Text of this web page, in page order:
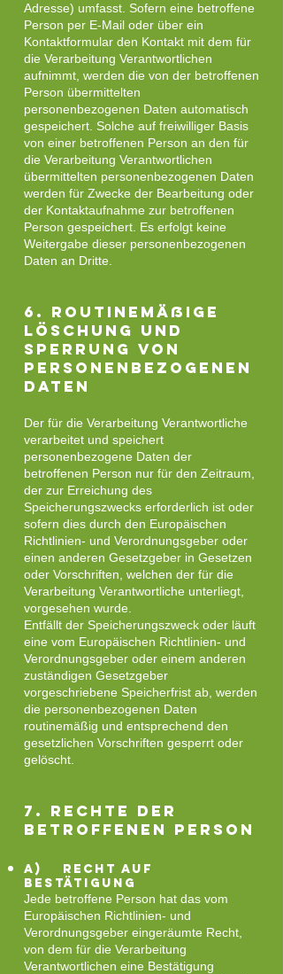
Adresse) umfasst. Sofern eine betroffene
Person per E-Mail oder über ein
Kontaktformular den Kontakt mit dem für
die Verarbeitung Verantwortlichen
aufnimmt, werden die von der betroffenen
Person übermittelten
personenbezogenen Daten automatisch
gespeichert. Solche auf freiwilliger Basis
von einer betroffenen Person an den für
die Verarbeitung Verantwortlichen
übermittelten personenbezogenen Daten
werden für Zwecke der Bearbeitung oder
der Kontaktaufnahme zur betroffenen
Person gespeichert. Es erfolgt keine
Weitergabe dieser personenbezogenen
Daten an Dritte.
6. Routinemäßige
Löschung und
Sperrung von
personenbezogenen
Daten
Der für die Verarbeitung Verantwortliche
verarbeitet und speichert
personenbezogene Daten der
betroffenen Person nur für den Zeitraum,
der zur Erreichung des
Speicherungszwecks erforderlich ist oder
sofern dies durch den Europäischen
Richtlinien- und Verordnungsgeber oder
einen anderen Gesetzgeber in Gesetzen
oder Vorschriften, welchen der für die
Verarbeitung Verantwortliche unterliegt,
vorgesehen wurde.
Entfällt der Speicherungszweck oder läuft
eine vom Europäischen Richtlinien- und
Verordnungsgeber oder einem anderen
zuständigen Gesetzgeber
vorgeschriebene Speicherfrist ab, werden
die personenbezogenen Daten
routinemäßig und entsprechend den
gesetzlichen Vorschriften gesperrt oder
gelöscht.
7. Rechte der
betroffenen Person
a) Recht auf
Bestätigung
Jede betroffene Person hat das vom
Europäischen Richtlinien- und
Verordnungsgeber eingeräumte Recht,
von dem für die Verarbeitung
Verantwortlichen eine Bestätigung